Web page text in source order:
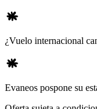
¿Vuelo internacional
Evaneos pospone su